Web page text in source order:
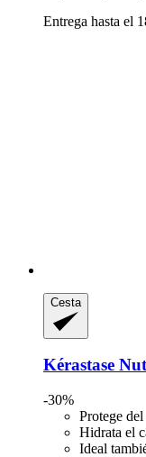
Entrega hasta el
Cesta
Kérastase
-30%
Protege
Hidrata el
Ideal